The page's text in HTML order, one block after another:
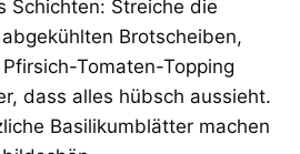
Schichten: Streiche die
Brotscheiben,
Tomaten-Topping
dass alles hübsch aussieht.
Basilikumblätter machen